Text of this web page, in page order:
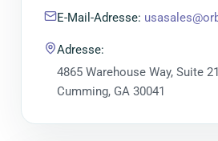
E-Mail-Adresse:
Adresse:
4865 Warehouse Way, Suite
Cumming, GA 30041